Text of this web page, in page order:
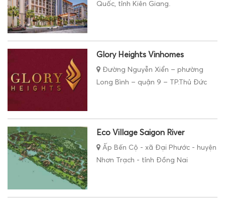
Quốc, tỉnh Kiên Giang.
Glory Heights Vinhomes
Đường Nguyễn Xiển – phường
Long Bình – quận 9 – TP.Thủ Đức
Eco Village Saigon River
Ấp Bến Cộ - xã Đại Phước - huyện
Nhơn Trạch - tỉnh Đồng Nai